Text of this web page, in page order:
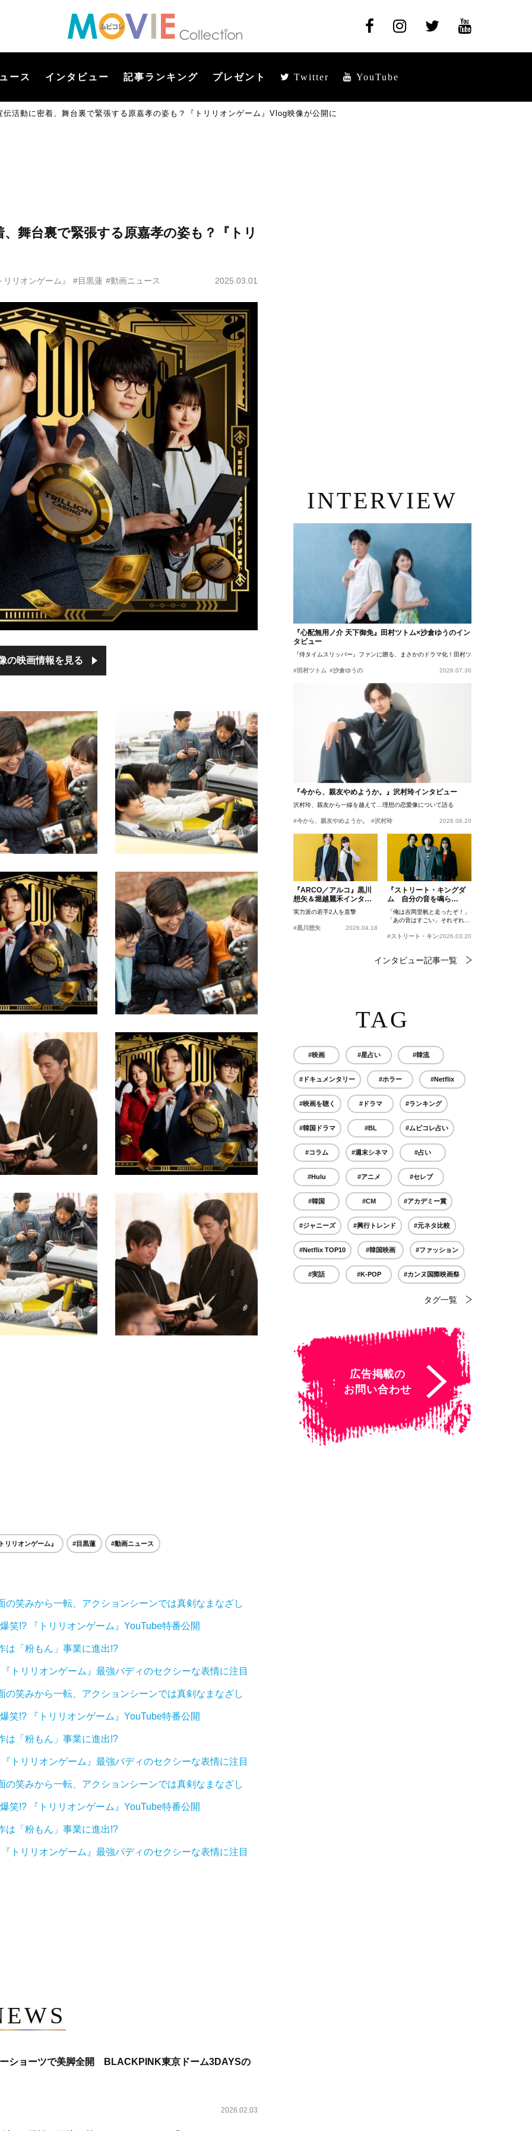
ース インタビュー 記事ランキング プレゼント Twitter YouTube
伝活動に密着、舞台裏で緊張する原嘉孝の姿も？『トリリオンゲーム』Vlog映像が公開に
舞台裏で緊張する原嘉孝の姿も？『トリ
リオンゲーム』 #目黒蓮 #動画ニュース 2025.03.01
の映画情報を見る
リリオンゲーム』 #目黒蓮 #動画ニュース
笑みから一転、アクションシーンでは真剣なまなざし
笑!? 『トリリオンゲーム』YouTube特番公開
は「粉もん」事業に進出!?
トリリオンゲーム』最強バディのセクシーな表情に注目
笑みから一転、アクションシーンでは真剣なまなざし
笑!? 『トリリオンゲーム』YouTube特番公開
は「粉もん」事業に進出!?
トリリオンゲーム』最強バディのセクシーな表情に注目
笑みから一転、アクションシーンでは真剣なまなざし
笑!? 『トリリオンゲーム』YouTube特番公開
は「粉もん」事業に進出!?
トリリオンゲーム』最強バディのセクシーな表情に注目
ショーツで美脚全開 BLACKPINK東京ドーム3DAYSの
2026.02.03
INTERVIEW
『心配無用ノ介 天下御免』田村ツトム×沙倉ゆうのイン
タビュー
『侍タイムスリッパー』ファンに贈る、まさかのドラマ化！田村ツトム×沙倉ゆうのが語
#田村ツトム #沙倉ゆうの 2026.07.30
『今から、親友やめようか。』沢村玲インタビュー
沢村玲、親友から一線を越えて…理想の恋愛像について語る
#今から、親友やめようか。 #沢村玲 2026.06.20
『ARCO／アルコ』黒川
想矢＆堀越麗禾インタビ
ュー
実力派の若手2人を直撃
#黒川想矢 2026.04.18
『ストリート・キングダ
ム 自分の音を鳴ら
せ。』峯田和伸、若葉竜
也、吉岡里帆インタビュ
ー
「俺は吉岡里帆と走ったぞ！」
「あの音はすごい」それぞれの
#ストリート・キングダム 自分の音を鳴らせ。
2026.03.20
インタビュー記事一覧
TAG
#映画 #星占い #韓流
#ドキュメンタリー #ホラー #Netflix
#映画を聴く #ドラマ #ランキング
#韓国ドラマ #BL #ムビコレ占い
#コラム #週末シネマ #占い
#Hulu #アニメ #セレブ
#韓国 #CM #アカデミー賞
#ジャニーズ #興行トレンド #元ネタ比較
#Netflix TOP10 #韓国映画 #ファッション
#実話 #K-POP #カンヌ国際映画祭
タグ一覧
広告掲載の
お問い合わせ